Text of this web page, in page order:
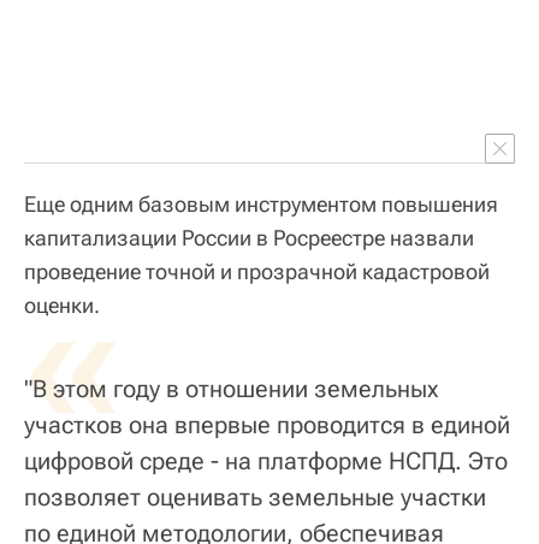
Еще одним базовым инструментом повышения
капитализации России в Росреестре назвали
проведение точной и прозрачной кадастровой
оценки.
«
"В этом году в отношении земельных
участков она впервые проводится в единой
цифровой среде - на платформе НСПД. Это
позволяет оценивать земельные участки
по единой методологии, обеспечивая